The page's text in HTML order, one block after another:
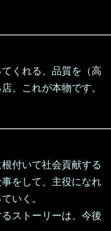
くれる、品質を（高
、これが本物です。
根付いて社会貢献する
をして、主役になれ
いく。
ストーリーは、今後